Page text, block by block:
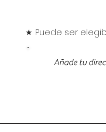
★ Puede ser